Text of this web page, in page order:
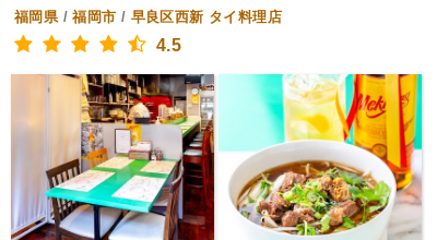
福岡県/福岡市 / 早良区西新 タイ料理店
4.5